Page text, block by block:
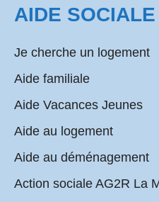
AIDE SOCIALE
Je cherche un logement
Aide familiale
Aide Vacances Jeunes
Aide au logement
Aide au déménagement
Action sociale AG2R La